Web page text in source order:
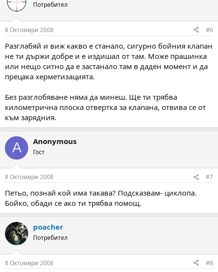
Потребител
8 Октомври 2008 #6
Разглабяй и виж какво е станало, сигурно бойния клапан
не ти държи добре и е издишал от там. Може прашинка
или нещо ситно да е застанало там в даден момент и да
прецака херметизацията.
Без разглобяване няма да минеш. Ще ти трябва
километрична плоска отвертка за клапана, отвива се от
към зарядния.
A Anonymous
Гост
8 Октомври 2008 #7
Петьо, познай кой има такава? Подсказвам- циклопа.
Бойко, обади се ако ти трябва помощ.
poacher
Потребител
8 Октомври 2008 #8